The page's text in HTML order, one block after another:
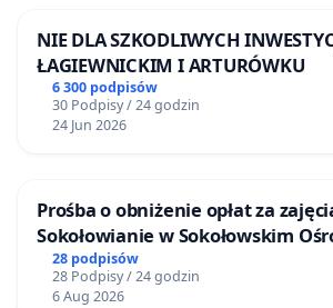
NIE DLA SZKODLIWYCH
ŁAGIEWNICKIM I ARTURÓWKU
6 300 podpisów
30 Podpisy / 24 godzin
24 Jun 2026
Prośba o obniżenie opłat za
Sokołowianie w Sokołowskim
28 podpisów
28 Podpisy / 24 godzin
6 Aug 2026